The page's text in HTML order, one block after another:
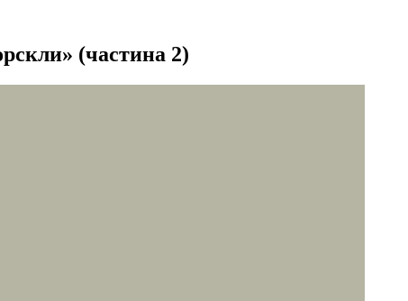
(частина 2)